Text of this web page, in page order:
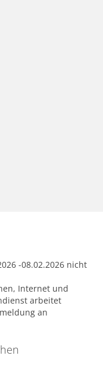
-08.02.2026 nicht
Internet und
arbeitet
an